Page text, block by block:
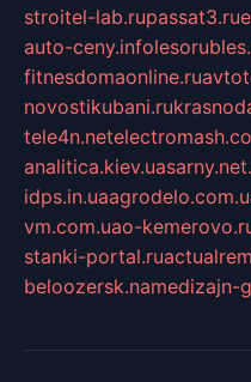
stroitel-lab.rupassat3.ru
auto-ceny.info
fitnesdomaonline.ru
novostikubani.ru
tele4n.net
analitica.kiev.ua
idps.in.ua
vm.com.uao-
stanki-portal.ru
beloozersk.namedizajn-